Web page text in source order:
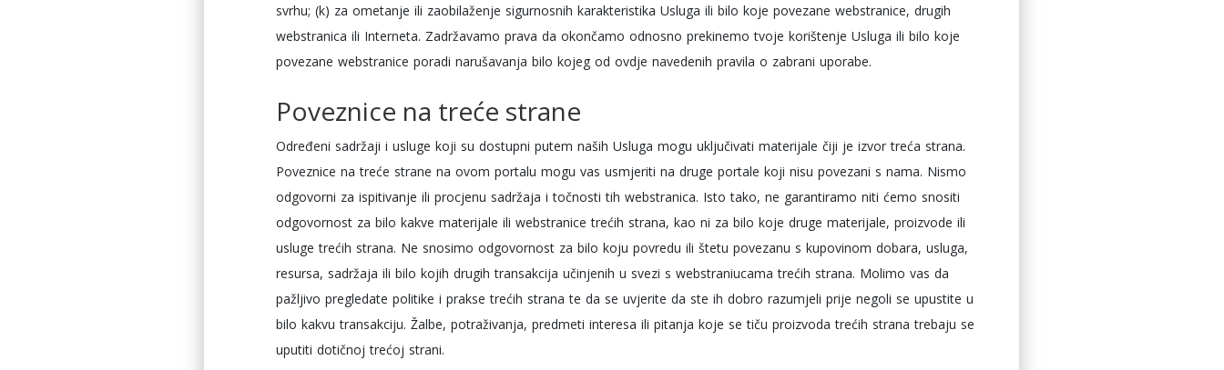
svrhu; (k) za ometanje ili zaobilaženje sigurnosnih karakteristika Usluga ili bilo koje povezane webstranice, drugih
webstranica ili Interneta. Zadržavamo prava da okončamo odnosno prekinemo tvoje korištenje Usluga ili bilo koje
povezane webstranice poradi narušavanja bilo kojeg od ovdje navedenih pravila o zabrani uporabe.
Poveznice na treće strane
Određeni sadržaji i usluge koji su dostupni putem naših Usluga mogu uključivati materijale čiji je izvor treća strana.
Poveznice na treće strane na ovom portalu mogu vas usmjeriti na druge portale koji nisu povezani s nama. Nismo
odgovorni za ispitivanje ili procjenu sadržaja i točnosti tih webstranica. Isto tako, ne garantiramo niti ćemo snositi
odgovornost za bilo kakve materijale ili webstranice trećih strana, kao ni za bilo koje druge materijale, proizvode ili
usluge trećih strana. Ne snosimo odgovornost za bilo koju povredu ili štetu povezanu s kupovinom dobara, usluga,
resursa, sadržaja ili bilo kojih drugih transakcija učinjenih u svezi s webstraniucama trećih strana. Molimo vas da
pažljivo pregledate politike i prakse trećih strana te da se uvjerite da ste ih dobro razumjeli prije negoli se upustite u
bilo kakvu transakciju. Žalbe, potraživanja, predmeti interesa ili pitanja koje se tiču proizvoda trećih strana trebaju se
uputiti dotičnoj trećoj strani.